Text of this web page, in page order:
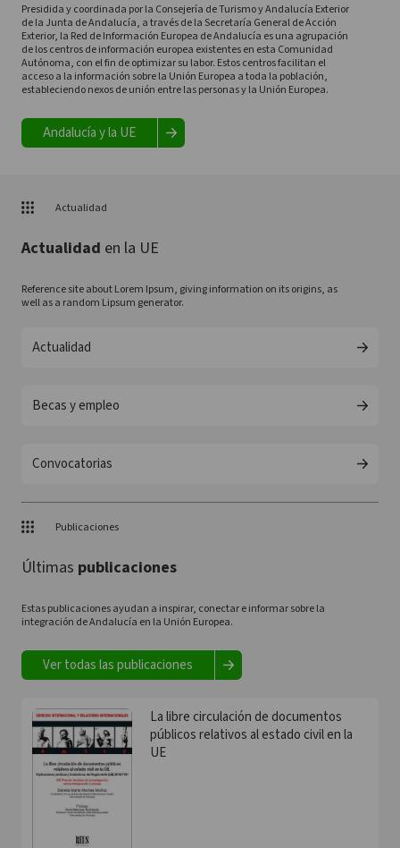
Presidida y coordinada por la Consejería de Turismo y Andalucía Exterior
de la Junta de Andalucía, a través de la Secretaría General de Acción
Exterior, la Red de Información Europea de Andalucía es una agrupación
de los centros de información europea existentes en esta Comunidad
Autónoma, con el fin de optimizar su labor. Estos centros facilitan el
acceso a la información sobre la Unión Europea a toda la población,
estableciendo nexos de unión entre las personas y la Unión Europea.
Andalucía y la UE
Actualidad
Actualidad en la UE
Reference site about Lorem Ipsum, giving information on its origins, as
well as a random Lipsum generator.
Actualidad
Becas y empleo
Convocatorias
Publicaciones
Últimas publicaciones
Estas publicaciones ayudan a inspirar, conectar e informar sobre la
integración de Andalucía en la Unión Europea.
Ver todas las publicaciones
La libre circulación de documentos
públicos relativos al estado civil en la
UE